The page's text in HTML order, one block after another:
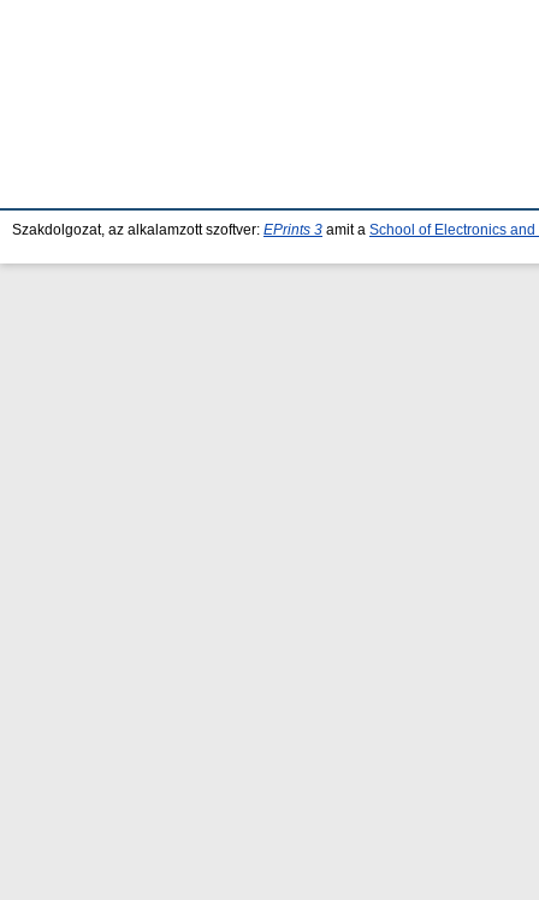
Szakdolgozat, az alkalamzott szoftver: EPrints 3 amit a School of Electronics